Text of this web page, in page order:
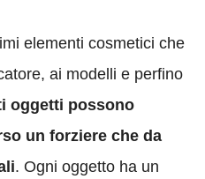
elementi cosmetici che
ai modelli e perfino
oggetti possono
un forziere che da
. Ogni oggetto ha un